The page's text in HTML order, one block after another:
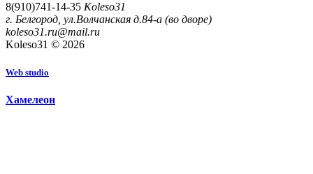
8(910)741-14-35 Koleso31
г. Белгород, ул.Волчанская д.84-а (во дворе)
koleso31.ru@mail.ru
Koleso31 © 2026
Web studio
Хамелеон